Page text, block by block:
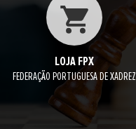
LOJA FPX
FEDERAÇÃO PORTUGUESA DE XADREZ